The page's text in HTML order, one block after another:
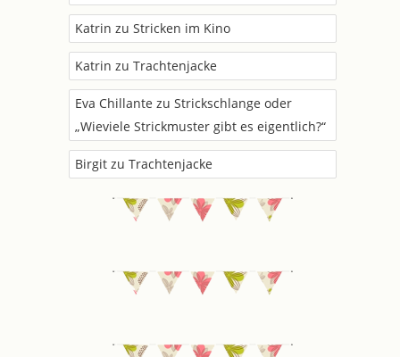
Katrin zu Stricken im Kino
Katrin zu Trachtenjacke
Eva Chillante zu Strickschlange oder
„Wieviele Strickmuster gibt es eigentlich?“
Birgit zu Trachtenjacke